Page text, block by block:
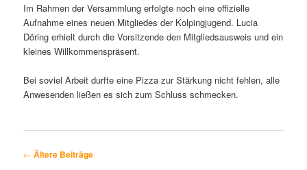
Im Rahmen der Versammlung erfolgte noch eine offizielle
Aufnahme eines neuen Mitgliedes der Kolpingjugend. Lucia
Döring erhielt durch die Vorsitzende den Mitgliedsausweis und ein
kleines Willkommenspräsent.
Bei soviel Arbeit durfte eine Pizza zur Stärkung nicht fehlen, alle
Anwesenden ließen es sich zum Schluss schmecken.
Beitragsnavigation
← Ältere Beiträge